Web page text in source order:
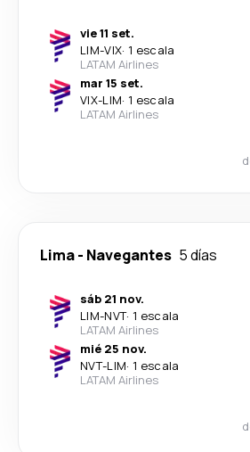
vie 11 set.
LIM-VIX· 1 escala
LATAM Airlines
mar 15 set.
VIX-LIM· 1 escala
LATAM Airlines
Lima- Navegantes 5 días
sáb 21 nov.
LIM-NVT· 1 escala
LATAM Airlines
mié 25 nov.
NVT-LIM· 1 escala
LATAM Airlines